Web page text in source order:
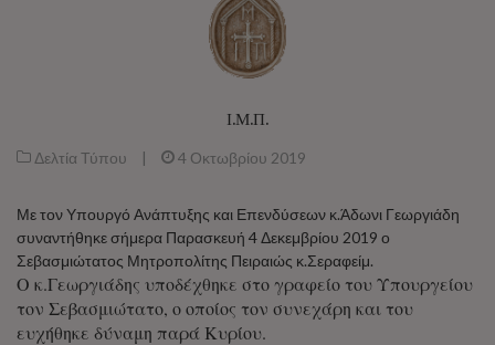
Ι.Μ.Π.
Δελτία Τύπου | 4 Οκτωβρίου 2019
Με τον Υπουργό Ανάπτυξης και Επενδύσεων κ.Άδωνι Γεωργιάδη
συναντήθηκε σήμερα Παρασκευή 4 Δεκεμβρίου 2019 ο
Σεβασμιώτατος Μητροπολίτης Πειραιώς κ.Σεραφείμ.
Ο κ.Γεωργιάδης υποδέχθηκε στο γραφείο του Υπουργείου
τον Σεβασμιώτατο, ο οποίος τον συνεχάρη και του
ευχήθηκε δύναμη παρά Κυρίου.